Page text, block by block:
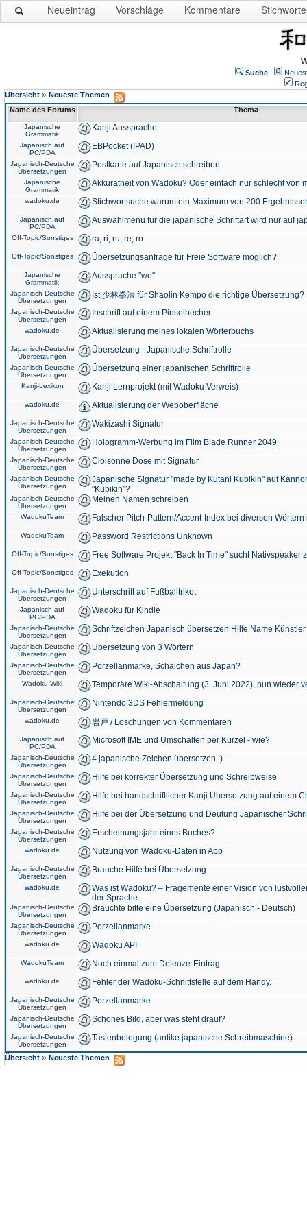
Neueintrag Vorschläge Kommentare Stichworte
Suche
Übersicht » Neueste Themen
Name des Forums
Thema
Japanische
Grammatik
Kanji Aussprache
Japanisch auf
PC/PDA
EBPocket (IPAD)
Japanisch-Deutsche
Übersetzungen
Postkarte auf Japanisch schreiben
Japanische
Grammatik
Akkuratheit von Wadoku? Oder einfach nur schlecht von
wadoku.de Stichwortsuche warum ein Maximum von 200
Japanisch auf
PC/PDA
Auswahlmenü für die japanische Schriftart wird nur auf
Off-Topic/Sonstiges ra, ri, ru, re, ro
Off-Topic/Sonstiges Übersetzungsanfrage für Freie Software möglich?
Japanische
Grammatik
Aussprache "wo"
Japanisch-Deutsche
Übersetzungen
Ist 少林拳法 für Shaolin Kempo die richtige Übersetzung?
Japanisch-Deutsche
Übersetzungen
Inschrift auf einem Pinselbecher
wadoku.de Aktualisierung meines lokalen Wörterbuchs
Japanisch-Deutsche
Übersetzungen
Übersetzung - Japanische Schriftrolle
Japanisch-Deutsche
Übersetzungen
Übersetzung einer japanischen Schriftrolle
Kanji-Lexikon Kanji Lernprojekt (mit Wadoku Verweis)
wadoku.de Aktualisierung der Weboberfläche
Japanisch-Deutsche
Übersetzungen
Wakizashi Signatur
Japanisch-Deutsche
Übersetzungen
Hologramm-Werbung im Film Blade Runner 2049
Japanisch-Deutsche
Übersetzungen
Cloisonne Dose mit Signatur
Japanisch-Deutsche
Übersetzungen
Japanische Signatur "made by Kutani Kubikin" auf
"Kubikin"?
Japanisch-Deutsche
Übersetzungen
Meinen Namen schreiben
WadokuTeam Falscher Pitch-Pattern/Accent-Index bei diversen
WadokuTeam Password Restrictions Unknown
Off-Topic/Sonstiges Free Software Projekt "Back In Time" sucht Nativspeaker
Off-Topic/Sonstiges Exekution
Japanisch-Deutsche
Übersetzungen
Unterschrift auf Fußballtrikot
Japanisch auf
PC/PDA
Wadoku für Kindle
Japanisch-Deutsche
Übersetzungen
Schriftzeichen Japanisch übersetzen Hilfe Name
Japanisch-Deutsche
Übersetzungen
Übersetzung von 3 Wörtern
Japanisch-Deutsche
Übersetzungen
Porzellanmarke, Schälchen aus Japan?
Wadoku-Wiki Temporäre Wiki-Abschaltung (3. Juni 2022), nun wieder
Japanisch-Deutsche
Übersetzungen
Nintendo 3DS Fehlermeldung
wadoku.de 岩戸 / Löschungen von Kommentaren
Japanisch auf
PC/PDA
Microsoft IME und Umschalten per Kürzel - wie?
Japanisch-Deutsche
Übersetzungen
4 japanische Zeichen übersetzen :)
Japanisch-Deutsche
Übersetzungen
Hilfe bei korrekter Übersetzung und Schreibweise
Japanisch-Deutsche
Übersetzungen
Hilfe bei handschriftlicher Kanji Übersetzung auf einem
Japanisch-Deutsche
Übersetzungen
Hilfe bei der Übersetzung und Deutung Japanischer
Japanisch-Deutsche
Übersetzungen
Erscheinungsjahr eines Buches?
wadoku.de Nutzung von Wadoku-Daten in App
Japanisch-Deutsche
Übersetzungen
Brauche Hilfe bei Übersetzung
wadoku.de
Was ist Wadoku? – Fragemente einer Vision von
der Sprache
Japanisch-Deutsche
Übersetzungen
Bräuchte bitte eine Übersetzung (Japanisch - Deutsch)
Japanisch-Deutsche
Übersetzungen
Porzellanmarke
wadoku.de Wadoku API
WadokuTeam Noch einmal zum Deleuze-Eintrag
wadoku.de Fehler der Wadoku-Schnittstelle auf dem Handy.
Japanisch-Deutsche
Übersetzungen
Porzellanmarke
Japanisch-Deutsche
Übersetzungen
Schönes Bild, aber was steht drauf?
Japanisch-Deutsche
Übersetzungen
Tastenbelegung (antike japanische Schreibmaschine)
Übersicht » Neueste Themen